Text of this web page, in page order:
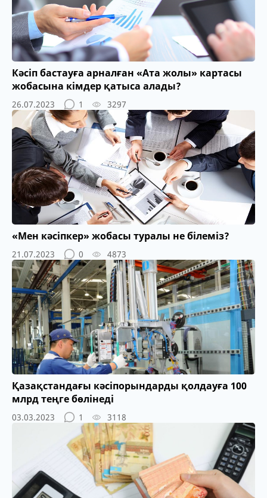
Кәсіп бастауға арналған «Ата жолы» картасы
жобасына кімдер қатыса алады?
26.07.2023 1 3297
«Мен кәсіпкер» жобасы туралы не білеміз?
21.07.2023 0 4873
Қазақстандағы кәсіпорындарды қолдауға 100
млрд теңге бөлінеді
03.03.2023 1 3118